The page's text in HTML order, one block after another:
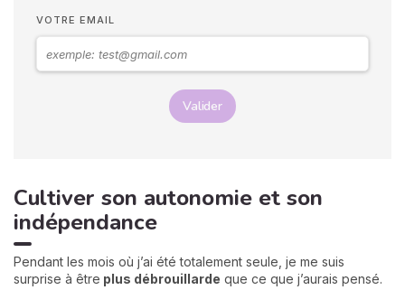
VOTRE EMAIL
Valider
Cultiver son autonomie et son
indépendance
Pendant les mois où j’ai été totalement seule, je me suis
surprise à être plus débrouillarde que ce que j’aurais pensé.